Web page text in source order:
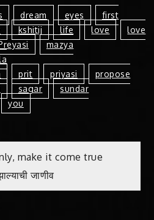
Dream Eyes
First
Kshitij Life Love
Love
Mazya
Prit Priyasi
Propose
Sagar
Sundar
You
make it come true
जाणीव